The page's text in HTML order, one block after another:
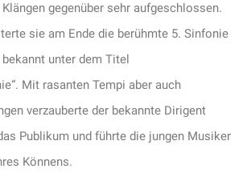
gegenüber sehr aufgeschlossen.
sie am Ende die berühmte 5. Sinfonie
unter dem Titel
Mit rasanten Tempi aber auch
verzauberte der bekannte Dirigent
Publikum und führte die jungen Musiker
Könnens.